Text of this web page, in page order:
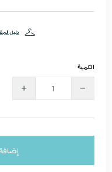
دليل
الكمية